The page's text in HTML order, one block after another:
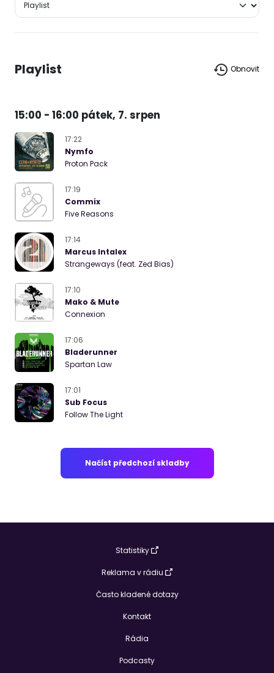
Playlist Obnovit
15:00 - 16:00 pátek, 7. srpen
17:22
Nymfo
Proton Pack
17:19
Commix
Five Reasons
17:14
Marcus Intalex
Strangeways (feat. Zed Bias)
17:10
Mako & Mute
Connexion
17:06
Bladerunner
Spartan Law
17:01
Sub Focus
Follow The Light
Načíst předchozí skladby
Statistiky
Reklama v rádiu
Často kladené dotazy
Kontakt
Rádia
Podcasty